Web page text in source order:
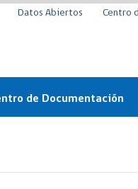
Datos Abiertos Centro
de Documentación